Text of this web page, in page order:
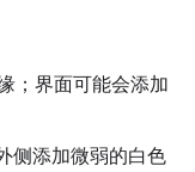
；界面可能会添加
侧添加微弱的白色